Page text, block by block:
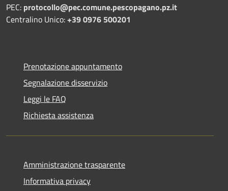
PEC: protocollo@pec.comune.pescopagano.pz.it
Centralino Unico:+39 0976 500201
Prenotazione appuntamento
Segnalazione disservizio
Leggi le FAQ
Richiesta assistenza
Amministrazione trasparente
Informativa privacy